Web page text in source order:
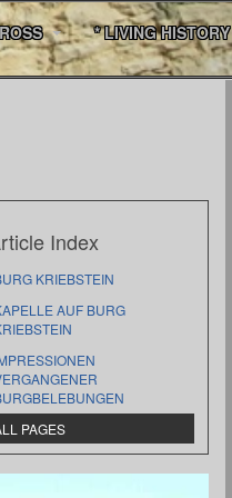
* LIVING HISTORY
Index
KRIEBSTEIN
AUF BURG
PAGES